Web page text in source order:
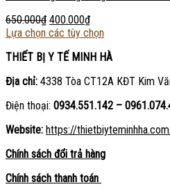
650.000₫ 400.000₫
Lựa chọn các tùy chọn
THIẾT BỊ Y TẾ MINH HÀ
Địa chỉ: 4338 Tòa CT12A KĐT Kim
Điện thoại: 0934.551.142 –
Website: https://
Chính sách đổi trả hàng
Chính sách thanh toán